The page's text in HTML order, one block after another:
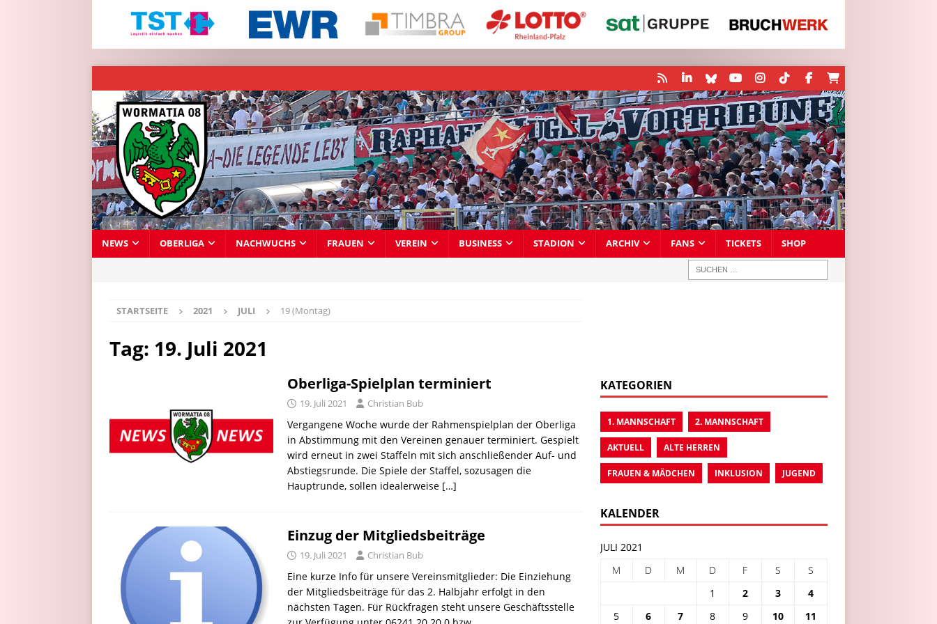
NEWS OBERLIGA NACHWUCHS FRAUEN VEREIN BUSINESS STADION ARCHIV FANS TICKETS SHOP
STARTSEITE 2021 JULI 19 (Montag)
Tag: 19. Juli 2021
Oberliga-Spielplan terminiert
19. Juli 2021 Christian Bub
Vergangene Woche wurde der Rahmenspielplan der Oberliga
in Abstimmung mit den Vereinen genauer terminiert. Gespielt
wird erneut in zwei Staffeln mit sich anschließender Auf- und
Abstiegsrunde. Die Spiele der Staffel, sozusagen die
Hauptrunde, sollen idealerweise […]
Einzug der Mitgliedsbeiträge
19. Juli 2021 Christian Bub
Eine kurze Info für unsere Vereinsmitglieder: Die Einziehung
der Mitgliedsbeiträge für das 2. Halbjahr erfolgt in den
nächsten Tagen. Für Rückfragen steht unsere Geschäftsstelle
KATEGORIEN
1. MANNSCHAFT 2. MANNSCHAFT
AKTUELL ALTE HERREN
FRAUEN & MÄDCHEN INKLUSION JUGEND
KALENDER
JULI 2021
M
D M D F S
S
1
2 3
4
5
6 7 8 9 10 11